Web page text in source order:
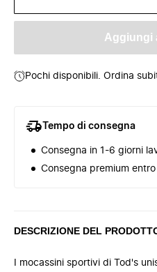
Aggiungi
Pochi disponibili. Ordina
Tempo di consegna
Consegna in 1-6 giorni
Consegna premium
DESCRIZIONE DEL
I mocassini sportivi di Tod's